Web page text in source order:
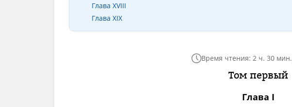
Глава XVIII
Глава XIX
Время чтения: 2 ч. 30 мин.
Том первый
Глава I